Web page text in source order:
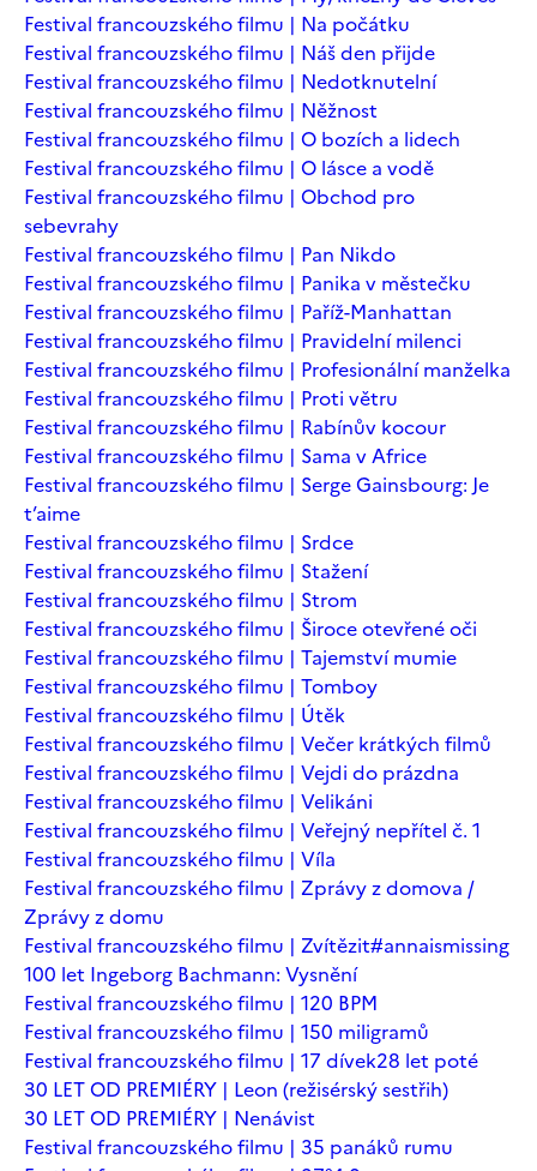
Festival francouzského filmu | Na počátku
Festival francouzského filmu | Náš den přijde
Festival francouzského filmu | Nedotknutelní
Festival francouzského filmu | Něžnost
Festival francouzského filmu | O bozích a lidech
Festival francouzského filmu | O lásce a vodě
Festival francouzského filmu | Obchod pro
sebevrahy
Festival francouzského filmu | Pan Nikdo
Festival francouzského filmu | Panika v městečku
Festival francouzského filmu | Paříž-Manhattan
Festival francouzského filmu | Pravidelní milenci
Festival francouzského filmu | Profesionální manželka
Festival francouzského filmu | Proti větru
Festival francouzského filmu | Rabínův kocour
Festival francouzského filmu | Sama v Africe
Festival francouzského filmu | Serge Gainsbourg: Je
t’aime
Festival francouzského filmu | Srdce
Festival francouzského filmu | Stažení
Festival francouzského filmu | Strom
Festival francouzského filmu | Široce otevřené oči
Festival francouzského filmu | Tajemství mumie
Festival francouzského filmu | Tomboy
Festival francouzského filmu | Útěk
Festival francouzského filmu | Večer krátkých filmů
Festival francouzského filmu | Vejdi do prázdna
Festival francouzského filmu | Velikáni
Festival francouzského filmu | Veřejný nepřítel č. 1
Festival francouzského filmu | Víla
Festival francouzského filmu | Zprávy z domova /
Zprávy z domu
Festival francouzského filmu | Zvítězit#annaismissing
100 let Ingeborg Bachmann: Vysnění
Festival francouzského filmu | 120 BPM
Festival francouzského filmu | 150 miligramů
Festival francouzského filmu | 17 dívek28 let poté
30 LET OD PREMIÉRY | Leon (režisérský sestřih)
30 LET OD PREMIÉRY | Nenávist
Festival francouzského filmu | 35 panáků rumu